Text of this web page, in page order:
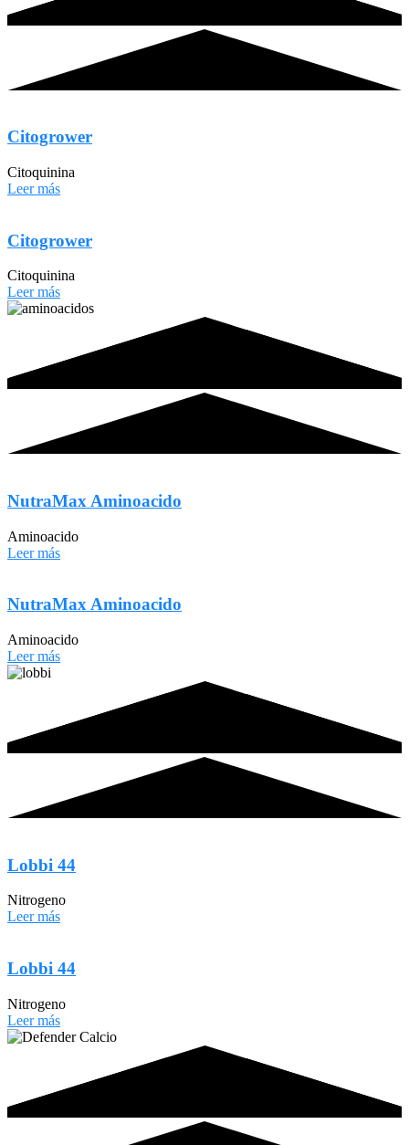
Citogrower
Citoquinina
Leer más
Citogrower
Citoquinina
Leer más
NutraMax Aminoacido
Aminoacido
Leer más
NutraMax Aminoacido
Aminoacido
Leer más
Lobbi 44
Nitrogeno
Leer más
Lobbi 44
Nitrogeno
Leer más